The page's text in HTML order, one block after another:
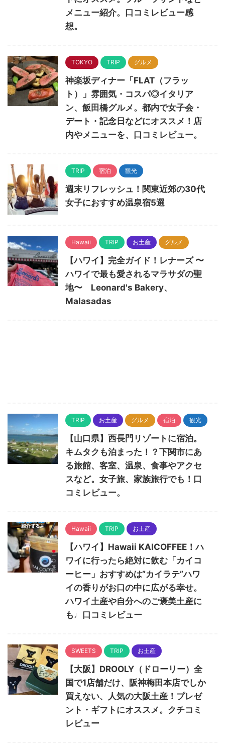
メニュー紹介。口コミレビュー感
想。
TOKYO TRIP グルメ
神楽坂ディナー「FLAT（フラッ
ト）」雰囲気・コスパ◎イタリア
ン、飯田橋グルメ。都内で女子会・
デート・記念日などにオススメ！店
内やメニューを、口コミレビュー。
TRIP 宿泊 観光
週末リフレッシュ！関東近郊の30代
女子におすすめ温泉宿5選
Hawaii TRIP お土産 グルメ
【ハワイ】完全ガイド！レナーズ 〜
ハワイで最も愛されるマラサダの聖
地〜 Leonard's Bakery、
Malasadas
TRIP お土産 グルメ 宿泊 観光
【山口県】西長門リゾートに宿泊。
キムタクも泊まった！？下関市にあ
る旅館、客室、温泉、食事やアクセ
スなど。女子旅、家族旅行でも！口
コミレビュー。
Hawaii TRIP お土産
【ハワイ】Hawaii KAICOFFEE！ハ
ワイに行ったら絶対に飲む「カイコ
ーヒー」おすすめは”カイラテ”ハワ
イの香りがお口の中に広がる幸せ。
ハワイ土産や自分へのご褒美土産に
も♩口コミレビュー
SWEETS TRIP お土産
【大阪】DROOLY（ドローリー）全
国で1店舗だけ、阪神梅田本店でしか
買えない、人気の大阪土産！プレゼ
ント・ギフトにオススメ。クチコミ
レビュー